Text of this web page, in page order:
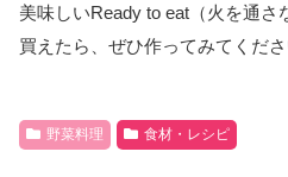
美味しいReady to eat（火を通
買えたら、ぜひ作ってみてくださ
野菜料理 食材・レシピ